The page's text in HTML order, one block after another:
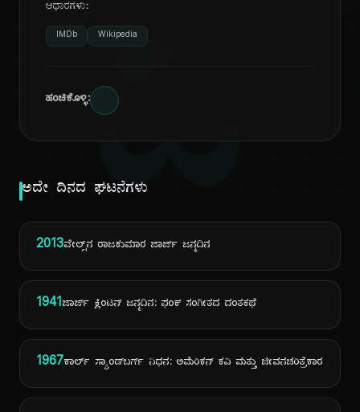
ದಿ
ಆಧಾರಗಳು:
IMDb Wikipedia
ಹಂಚಿಕೊಳ್ಳಿ:
ಅದೇ ದಿನದ ಘಟನೆಗಳು
2013ವೇಲ್ಸ್‌ನ ರಾಜಕುಮಾರ ಜಾರ್ಜ್ ಜನ್ಮದಿನ
1941ಜಾರ್ಜ್ ಕ್ಲಿಂಟನ್ ಜನ್ಮದಿನ: ಫಂಕ್ ಸಂಗೀತದ ದಂತಕಥೆ
1967ಕಾರ್ಲ್ ಸ್ಯಾಂಡ್‌ಬರ್ಗ್ ನಿಧನ: ಅಮೆರಿಕನ್ ಕವಿ ಮತ್ತು ಜೀವನಚರಿತ್ರೆಕಾರ